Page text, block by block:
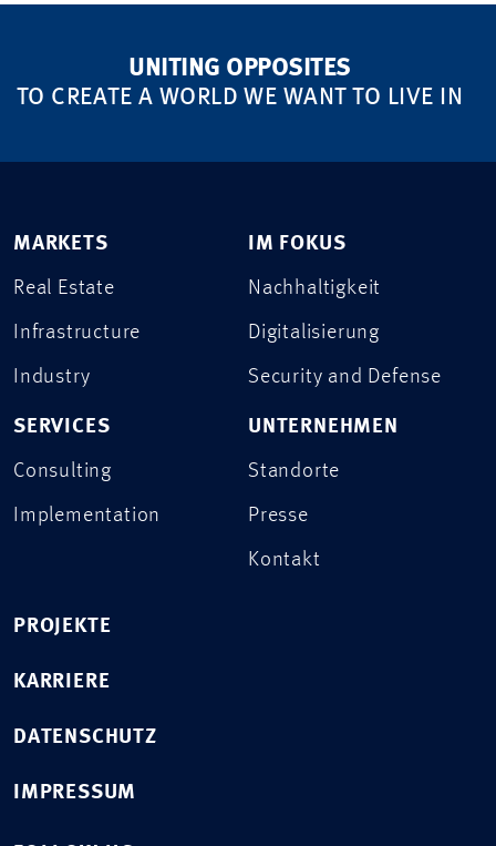
UNITING OPPOSITES
TO CREATE A WORLD WE WANT TO LIVE IN
MARKETS
Real Estate
Infrastructure
Industry
SERVICES
Consulting
Implementation
IM FOKUS
Nachhaltigkeit
Digitalisierung
Security and Defense
UNTERNEHMEN
Standorte
Presse
Kontakt
PROJEKTE
KARRIERE
DATENSCHUTZ
IMPRESSUM